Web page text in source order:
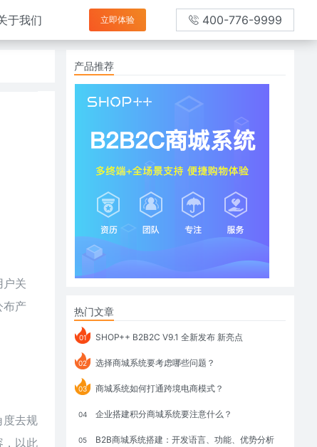
于我们 立即体验 400-776-9999
户关
布产
度去规
，以此
产品推荐
热门文章
01 SHOP++ B2B2C V9.1 全新发布 新亮点
02 选择商城系统要考虑哪些问题？
03 商城系统如何打通跨境电商模式？
04 企业搭建积分商城系统要注意什么？
05 B2B商城系统搭建：开发语言、功能、优势分析